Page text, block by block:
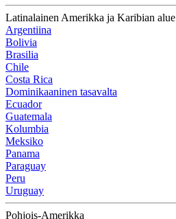
Latinalainen Amerikka ja Karibian alue
Argentiina
Bolivia
Brasilia
Chile
Costa Rica
Dominikaaninen tasavalta
Ecuador
Guatemala
Kolumbia
Meksiko
Panama
Paraguay
Peru
Uruguay
Pohjois-Amerikka